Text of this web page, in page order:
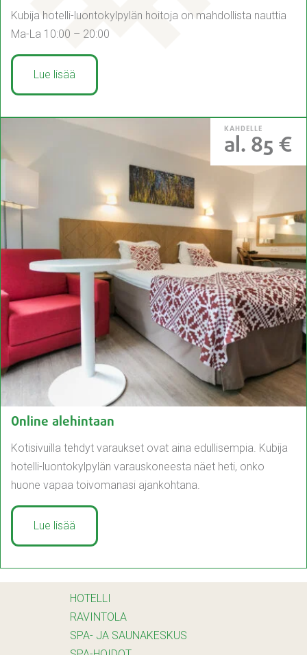
Kubija hotelli-luontokylpylän hoitoja on mahdollista nauttia
Ma-La 10:00 – 20:00
Lue lisää
KAHDELLE
al. 85 €
Online alehintaan
Kotisivuilla tehdyt varaukset ovat aina edullisempia. Kubija
hotelli-luontokylpylän varauskoneesta näet heti, onko
huone vapaa toivomanasi ajankohtana.
Lue lisää
HOTELLI
RAVINTOLA
SPA- JA SAUNAKESKUS